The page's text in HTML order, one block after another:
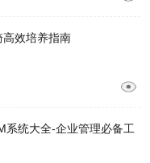
效培养指南
系统大全-企业管理必备工